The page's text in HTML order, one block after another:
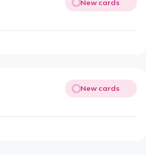
New cards
New cards